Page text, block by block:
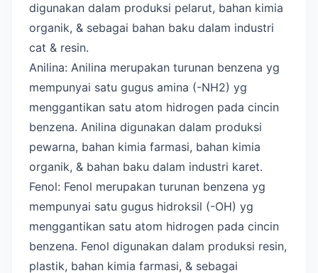
digunakan dalam produksi pelarut, bahan kimia
organik, & sebagai bahan baku dalam industri
cat & resin.
Anilina: Anilina merupakan turunan benzena yg
mempunyai satu gugus amina (-NH2) yg
menggantikan satu atom hidrogen pada cincin
benzena. Anilina digunakan dalam produksi
pewarna, bahan kimia farmasi, bahan kimia
organik, & bahan baku dalam industri karet.
Fenol: Fenol merupakan turunan benzena yg
mempunyai satu gugus hidroksil (-OH) yg
menggantikan satu atom hidrogen pada cincin
benzena. Fenol digunakan dalam produksi resin,
plastik, bahan kimia farmasi, & sebagai